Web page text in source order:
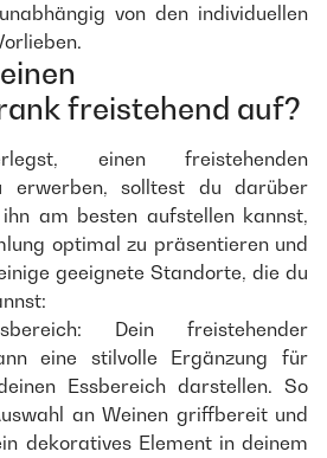
von den individuellen
freistehend auf?
einen freistehenden
erwerben, solltest du darüber
am besten aufstellen kannst,
optimal zu präsentieren und
geeignete Standorte, die du
Dein freistehender
eine stilvolle Ergänzung für
Essbereich darstellen. So
an Weinen griffbereit und
dekoratives Element in deinem